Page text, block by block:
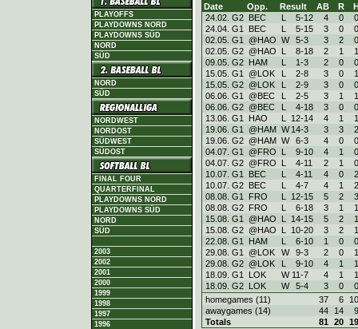
PLAYOFFS
PLAYDOWNS NORD
PLAYDOWNS SÜD
NORD
SÜD
NORD
SÜD
NORDWEST
NORDOST
SÜDWEST
SÜDOST
FINAL FOUR
QUARTERFINAL
PLAYDOWNS NORD
PLAYDOWNS SÜD
NORD
SÜD
2003
2002
2001
2000
1999
1998
1997
1996
Date Opp. Result AB R
24.02. G2 BEC L 5-12 4 0
0
24.04. G1
BEC L 5-15 3 0
0
02.05. G1
@HAO W 5-3 3 2
0
02.05. G2 @HAO L 8-18 2 1
1
09.05. G2 HAM L 1-3 2 0
0
15.05. G1
@LOK L 2-8 3 0
1
15.05. G2 @LOK L 2-9 3 0
0
06.06. G1
@BEC L 2-5 3 1
1
06.06. G2 @BEC L 4-18 3 0
0
13.06. G1
HAO L 12-14 4 1
1
19.06. G1
@HAM W 14-3 3 3
2
19.06. G2 @HAM W 6-3 4 0
0
04.07. G1
@FRO L 9-10 4 1
0
04.07. G2 @FRO L 4-11 2 1
0
10.07. G1
BEC L 4-11 4 0
2
10.07. G2 BEC L 4-7 4 1
2
08.08. G1
FRO L 12-15 5 2
3
08.08. G2 FRO L 6-18 3 1
1
15.08. G1
@HAO L 14-15 5 2
1
15.08. G2 @HAO L 10-20 3 2
1
22.08. G1
HAM L 6-10 1 0
0
29.08. G1
@LOK W 9-3 2 0
1
29.08. G2 @LOK L 9-10 4 1
1
18.09. G1
LOK W 11-7 4 1
1
18.09. G2 LOK W 5-4 3 0
0
homegames (11)
37 6
10
awaygames (14)
44 14
9
Totals
81 20 19